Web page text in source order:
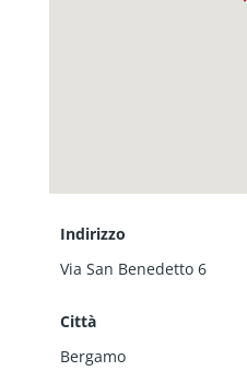
Indirizzo
Via San Benedetto 6
Città
Bergamo